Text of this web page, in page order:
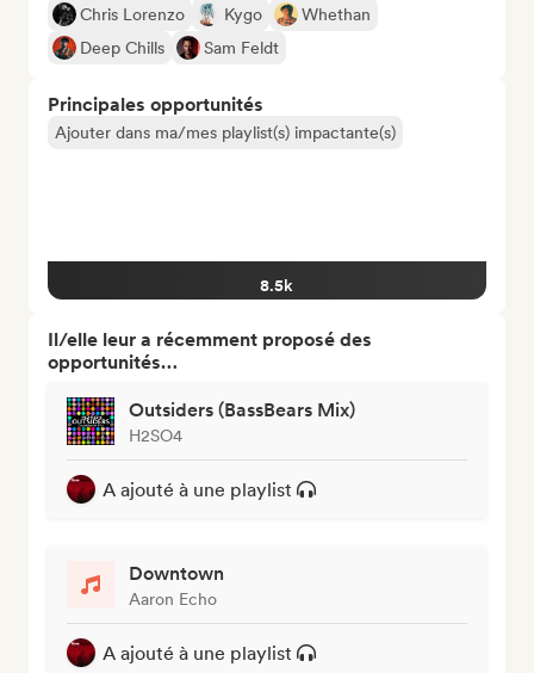
Chris Lorenzo
Kygo
Whethan
Deep Chills
Sam Feldt
Principales opportunités
Ajouter dans ma/mes playlist(s) impactante(s)
8.5k
Il/elle leur a récemment proposé des
opportunités…
Outsiders (BassBears Mix)
H2SO4
A ajouté à une playlist
Downtown
Aaron Echo
A ajouté à une playlist